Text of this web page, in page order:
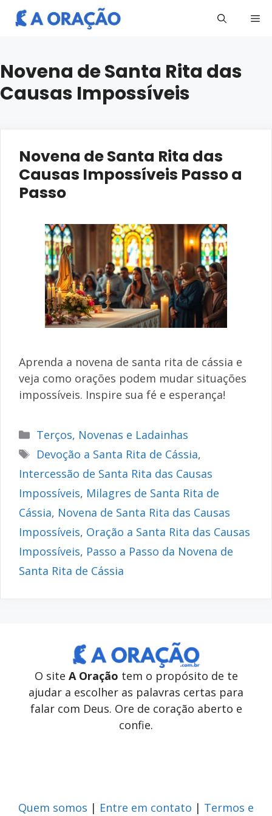
Pular
para
Novena de Santa Rita das
Causas Impossíveis
Novena de Santa Rita das
Causas Impossíveis Passo a
Passo
Aprenda a novena de santa rita de cássia e
veja como orações podem mudar situações
impossíveis. Inspire sua fé e esperança!
Categorias
Terços, Novenas e Ladainhas
Tags
Devoção a Santa Rita de Cássia,
Intercessão de Santa Rita das Causas
Impossíveis, Milagres de Santa Rita de
Cássia, Novena de Santa Rita das Causas
Impossíveis, Oração a Santa Rita das Causas
Impossíveis, Passo a Passo da Novena de
Santa Rita de Cássia
O site A Oração tem o propósito de te
ajudar a escolher as palavras certas para
falar com Deus. Ore de coração aberto e
confie.
Quem somos | Entre em contato | Termos e